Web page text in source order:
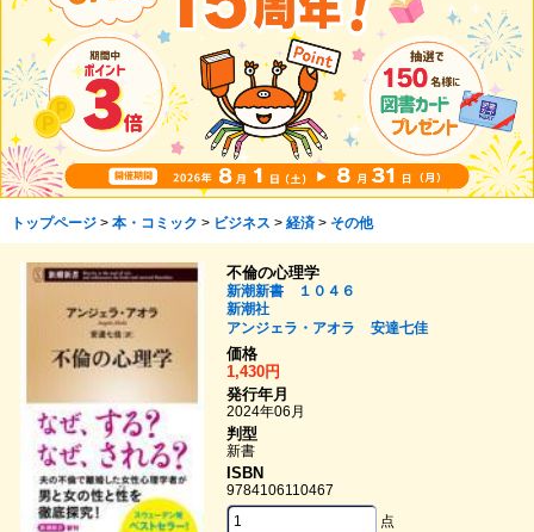
トップページ> 本・コミック > ビジネス > 経済> その他
不倫の心理学
新潮新書 １０４６
新潮社
アンジェラ・アオラ
安達七佳
価格
1,430円
発行年月
2024年06月
判型
新書
ISBN
9784106110467
点